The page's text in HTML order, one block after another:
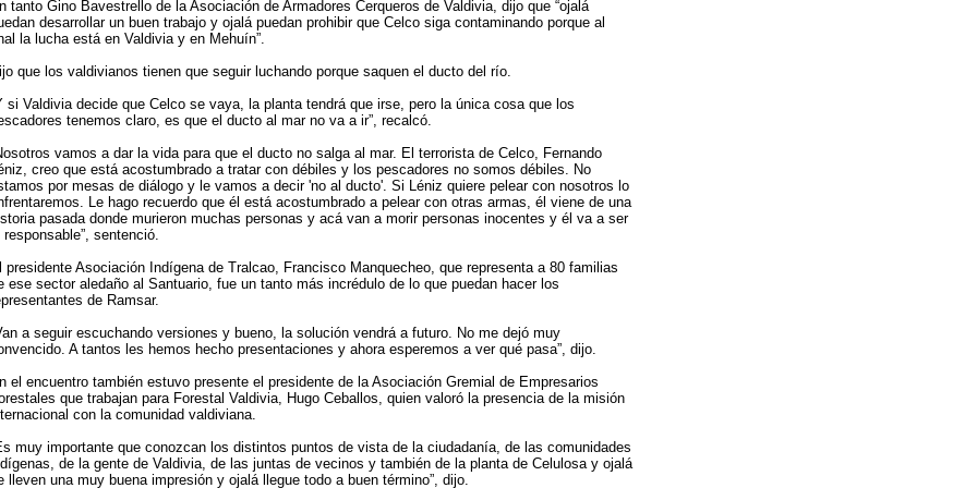
tanto Gino Bavestrello de la Asociación de Armadores Cerqueros de Valdivia, dijo que “ojalá
desarrollar un buen trabajo y ojalá puedan prohibir que Celco siga contaminando porque al
la lucha está en Valdivia y en Mehuín”.
que los valdivianos tienen que seguir luchando porque saquen el ducto del río.
si Valdivia decide que Celco se vaya, la planta tendrá que irse, pero la única cosa que los
tenemos claro, es que el ducto al mar no va a ir”, recalcó.
vamos a dar la vida para que el ducto no salga al mar. El terrorista de Celco, Fernando
creo que está acostumbrado a tratar con débiles y los pescadores no somos débiles. No
por mesas de diálogo y le vamos a decir 'no al ducto'. Si Léniz quiere pelear con nosotros lo
Le hago recuerdo que él está acostumbrado a pelear con otras armas, él viene de una
pasada donde murieron muchas personas y acá van a morir personas inocentes y él va a ser
responsable”, sentenció.
presidente Asociación Indígena de Tralcao, Francisco Manquecheo, que representa a 80 familias
ese sector aledaño al Santuario, fue un tanto más incrédulo de lo que puedan hacer los
de Ramsar.
a seguir escuchando versiones y bueno, la solución vendrá a futuro. No me dejó muy
A tantos les hemos hecho presentaciones y ahora esperemos a ver qué pasa”, dijo.
el encuentro también estuvo presente el presidente de la Asociación Gremial de Empresarios
que trabajan para Forestal Valdivia, Hugo Ceballos, quien valoró la presencia de la misión
con la comunidad valdiviana.
muy importante que conozcan los distintos puntos de vista de la ciudadanía, de las comunidades
de la gente de Valdivia, de las juntas de vecinos y también de la planta de Celulosa y ojalá
lleven una muy buena impresión y ojalá llegue todo a buen término”, dijo.